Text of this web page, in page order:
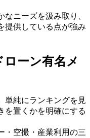
ニーズを汲み取り、
提供している点が強み
ーン有名メ
単純にランキングを見
を置くかを明確にする
・空撮・産業利用の三